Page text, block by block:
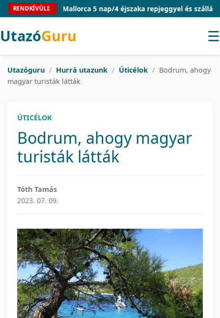
RENDKÍVÜLI:Mallorca 5 nap/4 éjszaka repjeggyel és szállással
UtazóGuru ☰
Utazóguru / Hurrá utazunk / Úticélok / Bodrum, ahogy
magyar turisták látták
ÚTICÉLOK
Bodrum, ahogy magyar
turisták látták
Tóth Tamás
2023. 07. 09.